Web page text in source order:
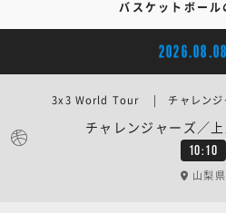
バスケットボール
2026.08.08
10:10
チャレンジャーズ／
3x3 World Tour | チャレンジャ
山梨県